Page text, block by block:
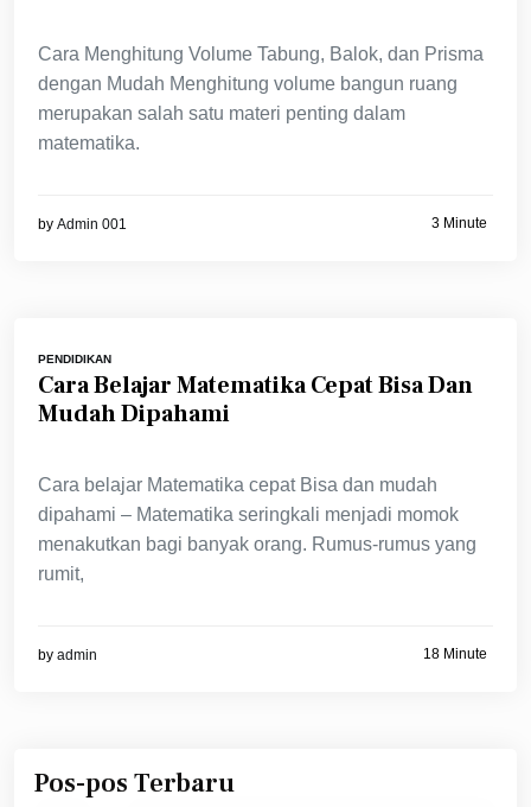
Cara Menghitung Volume Tabung, Balok, dan Prisma
dengan Mudah Menghitung volume bangun ruang
merupakan salah satu materi penting dalam
matematika.
by Admin 001 3 Minute
PENDIDIKAN
Cara Belajar Matematika Cepat Bisa Dan
Mudah Dipahami
Cara belajar Matematika cepat Bisa dan mudah
dipahami – Matematika seringkali menjadi momok
menakutkan bagi banyak orang. Rumus-rumus yang
rumit,
by admin 18 Minute
Pos-pos Terbaru